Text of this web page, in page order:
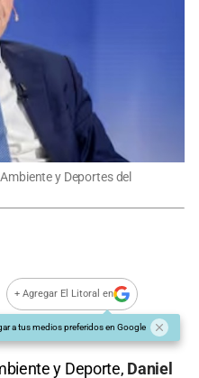
y Deportes del
+ Agregar El Litoral en
a tus medios preferidos en Google
y Deporte, Daniel